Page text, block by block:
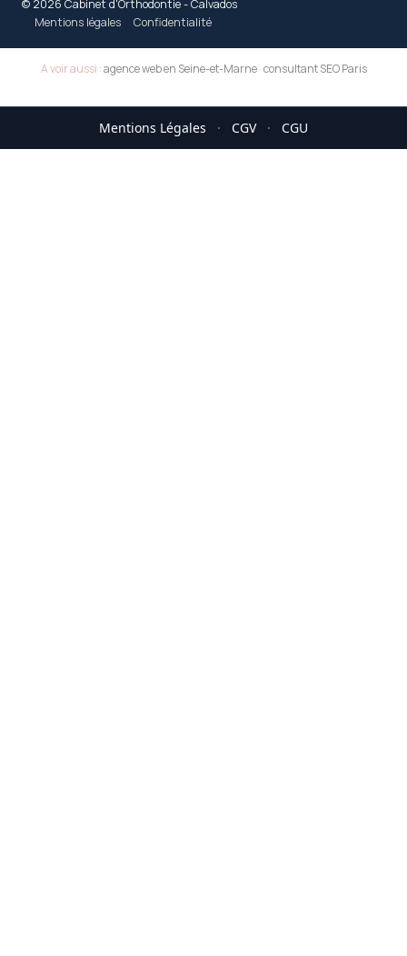
© 2026 Cabinet d'Orthodontie - Calvados
Mentions légales
Confidentialité
A voir aussi :agence web en Seine-et-Marne·consultant SEO Paris
Mentions Légales · CGV · CGU